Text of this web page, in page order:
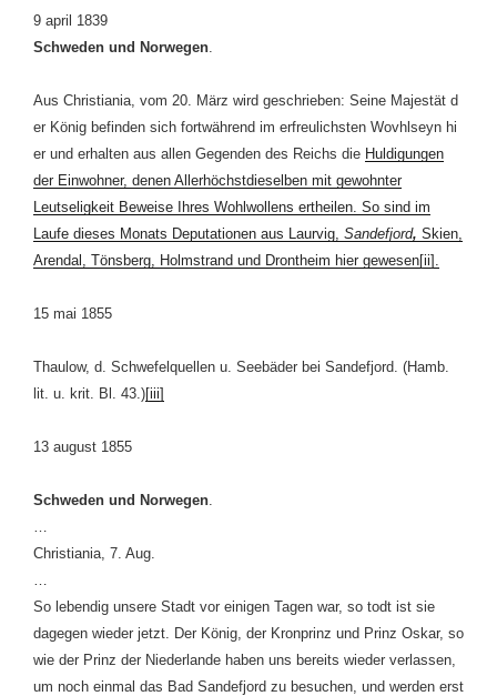
9 april 1839
Schweden und Norwegen.
Aus Christiania, vom 20. März wird geschrieben: Seine Majestät d
er König befinden sich fortwährend im erfreulichsten Wovhlseyn hi
er und erhalten aus allen Gegenden des Reichs die Huldigungen
der Einwohner, denen Allerhöchstdieselben mit gewohnter
Leutseligkeit Beweise Ihres Wohlwollens ertheilen. So sind im
Laufe dieses Monats Deputationen aus Laurvig, Sandefjord, Skien,
Arendal, Tönsberg, Holmstrand und Drontheim hier gewesen[ii].
15 mai 1855
Thaulow, d. Schwefelquellen u. Seebäder bei Sandefjord. (Hamb.
lit. u. krit. Bl. 43.)[iii]
13 august 1855
Schweden und Norwegen.
…
Christiania, 7. Aug.
…
So lebendig unsere Stadt vor einigen Tagen war, so todt ist sie
dagegen wieder jetzt. Der König, der Kronprinz und Prinz Oskar, so
wie der Prinz der Niederlande haben uns bereits wieder verlassen,
um noch einmal das Bad Sandefjord zu besuchen, und werden erst